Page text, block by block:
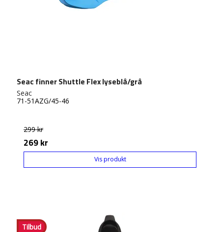
Seac finner Shuttle Flex lyseblå/grå
Seac
71-51AZG/45-46
299 kr
269 kr
Vis produkt
Tilbud